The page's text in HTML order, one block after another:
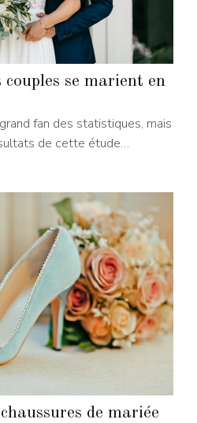
couples se marient en
fan des statistiques, mais
de cette étude…
de mariée